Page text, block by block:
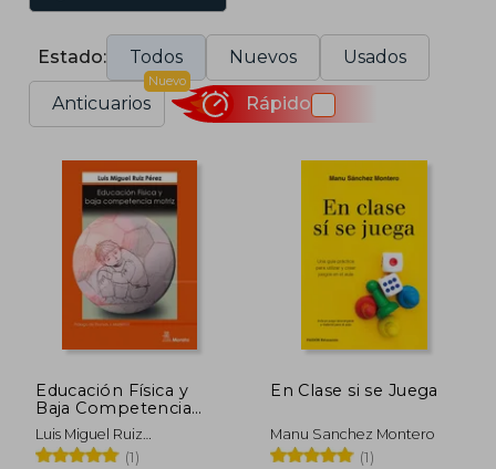
Estado: Todos Nuevos Usados
Anticuarios
Nuevo
Rápido
Educación Física y
Baja Competencia
Motriz
Luis Miguel Ruiz
P&Eacute;Rez(1)
En Clase si se Juega
Manu Sanchez Montero
(1)